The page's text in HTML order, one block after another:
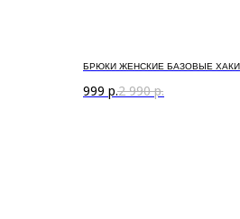
БРЮКИ ЖЕНСКИЕ БАЗОВЫЕ ХАКИ
999 р.2 990 р.